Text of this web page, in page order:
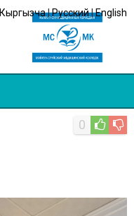
Кыргызча|Русский|English
0